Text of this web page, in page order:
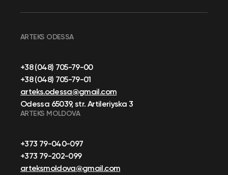
ARTEKS ODESSA
+38 (048) 705-79-00
+38 (048) 705-79-01
arteks.odessa@gmail.com
Odessa 65039, str. Artileriyska 3
ARTEKS MOLDOVA
+373 79-040-097
+373 79-202-099
arteksmoldova@gmail.com